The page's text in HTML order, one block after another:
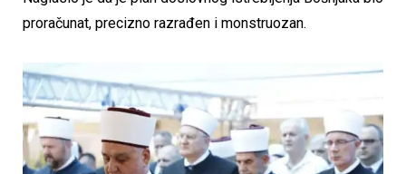
proračunat, precizno razrađen i monstruozan.